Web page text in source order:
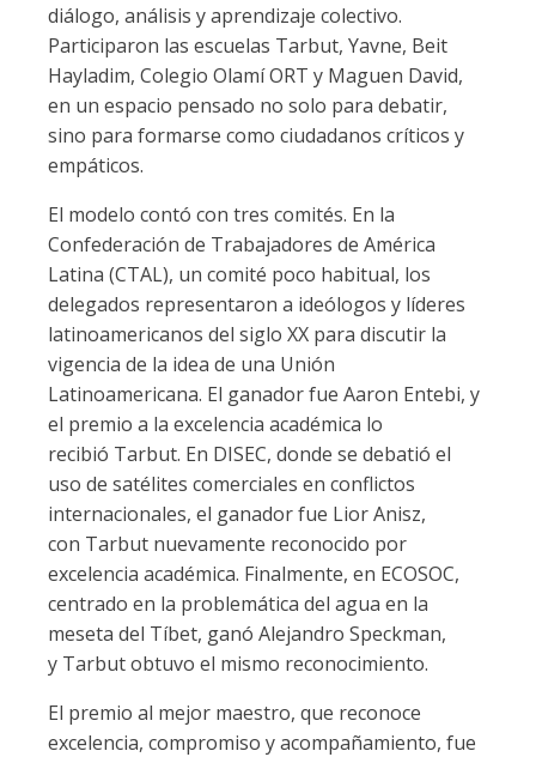
diálogo, análisis y aprendizaje colectivo.
Participaron las escuelas Tarbut, Yavne, Beit
Hayladim, Colegio Olamí ORT y Maguen David,
en un espacio pensado no solo para debatir,
sino para formarse como ciudadanos críticos y
empáticos.
El modelo contó con tres comités. En la
Confederación de Trabajadores de América
Latina (CTAL), un comité poco habitual, los
delegados representaron a ideólogos y líderes
latinoamericanos del siglo XX para discutir la
vigencia de la idea de una Unión
Latinoamericana. El ganador fue Aaron Entebi, y
el premio a la excelencia académica lo
recibió Tarbut. En DISEC, donde se debatió el
uso de satélites comerciales en conflictos
internacionales, el ganador fue Lior Anisz,
con Tarbut nuevamente reconocido por
excelencia académica. Finalmente, en ECOSOC,
centrado en la problemática del agua en la
meseta del Tíbet, ganó Alejandro Speckman,
y Tarbut obtuvo el mismo reconocimiento.
El premio al mejor maestro, que reconoce
excelencia, compromiso y acompañamiento, fue